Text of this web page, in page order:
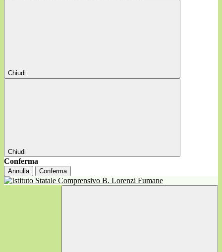
Chiudi
Chiudi
Conferma
Annulla Conferma